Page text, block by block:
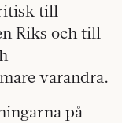
till
Riks och till
varandra.
på